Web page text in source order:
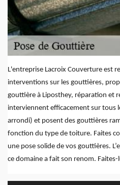
L'entreprise Lacroix Couverture est
interventions sur les gouttières,
gouttière à Liposthey, réparation et
interviennent efficacement sur tous
arrondi) et posent des gouttières
fonction du type de toiture. Faites
une pose solide de vos gouttières.
ce domaine a fait son renom.